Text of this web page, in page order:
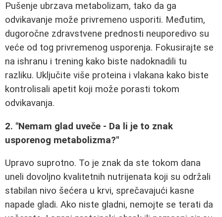
Pušenje ubrzava metabolizam, tako da ga
odvikavanje može privremeno usporiti. Međutim,
dugoročne zdravstvene prednosti neuporedivo su
veće od tog privremenog usporenja. Fokusirajte se
na ishranu i trening kako biste nadoknadili tu
razliku. Uključite više proteina i vlakana kako biste
kontrolisali apetit koji može porasti tokom
odvikavanja.
2. "Nemam glad uveče - Da li je to znak
usporenog metabolizma?"
Upravo suprotno. To je znak da ste tokom dana
uneli dovoljno kvalitetnih nutrijenata koji su održali
stabilan nivo šećera u krvi, sprečavajući kasne
napade gladi. Ako niste gladni, nemojte se terati da